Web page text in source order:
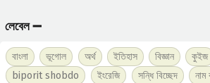
লেবেল ➖
বাংলা ভূগোল অর্থ ইতিহাস বিজ্ঞান কুইজ
biporit shobdo
ইংরেজি সন্ধি বিচ্ছেদ নাম